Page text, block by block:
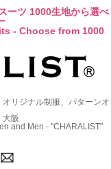
ーツ 1000生地から選べ
- Choose from 1000
リジナル制服、パターンオ
阪
and Men - "CHARALIST"